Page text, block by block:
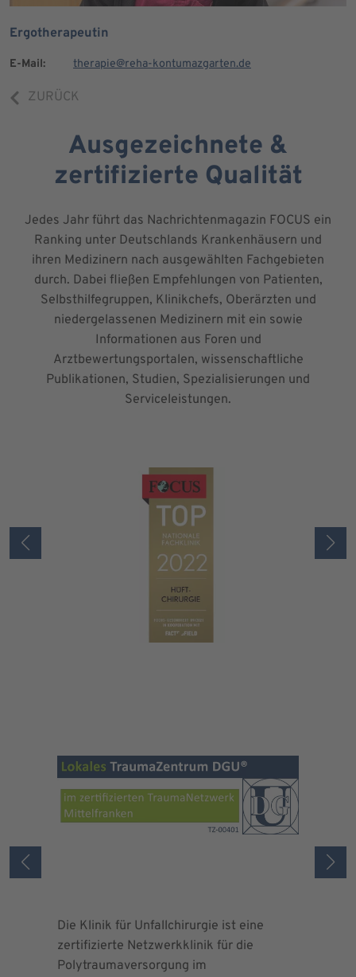
Ergotherapeutin
E-Mail: therapie@reha-kontumazgarten.de
ZURÜCK
Ausgezeichnete &
zertifizierte Qualität
Jedes Jahr führt das Nachrichtenmagazin FOCUS ein
Ranking unter Deutschlands Krankenhäusern und
ihren Medizinern nach ausgewählten Fachgebieten
durch. Dabei fließen Empfehlungen von Patienten,
Selbsthilfegruppen, Klinikchefs, Oberärzten und
niedergelassenen Medizinern mit ein sowie
Informationen aus Foren und
Arztbewertungsportalen, wissenschaftliche
Publikationen, Studien, Spezialisierungen und
Serviceleistungen.
Die Klinik für Unfallchirurgie ist eine
zertifizierte Netzwerkklinik für die
Polytraumaversorgung im